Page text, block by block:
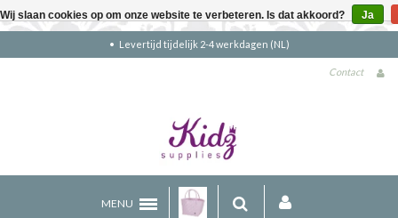
Levertijd tijdelijk 2-4 werkdagen (NL)
Contact
MENU
Wij slaan cookies op om onze website te verbeteren. Is dat akkoord? Ja